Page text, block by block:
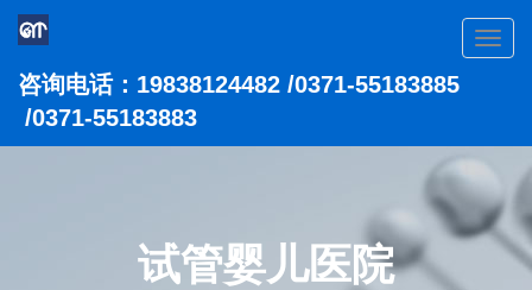
咨询电话：19838124482 /0371-55183885
/0371-55183883
试管婴儿医院